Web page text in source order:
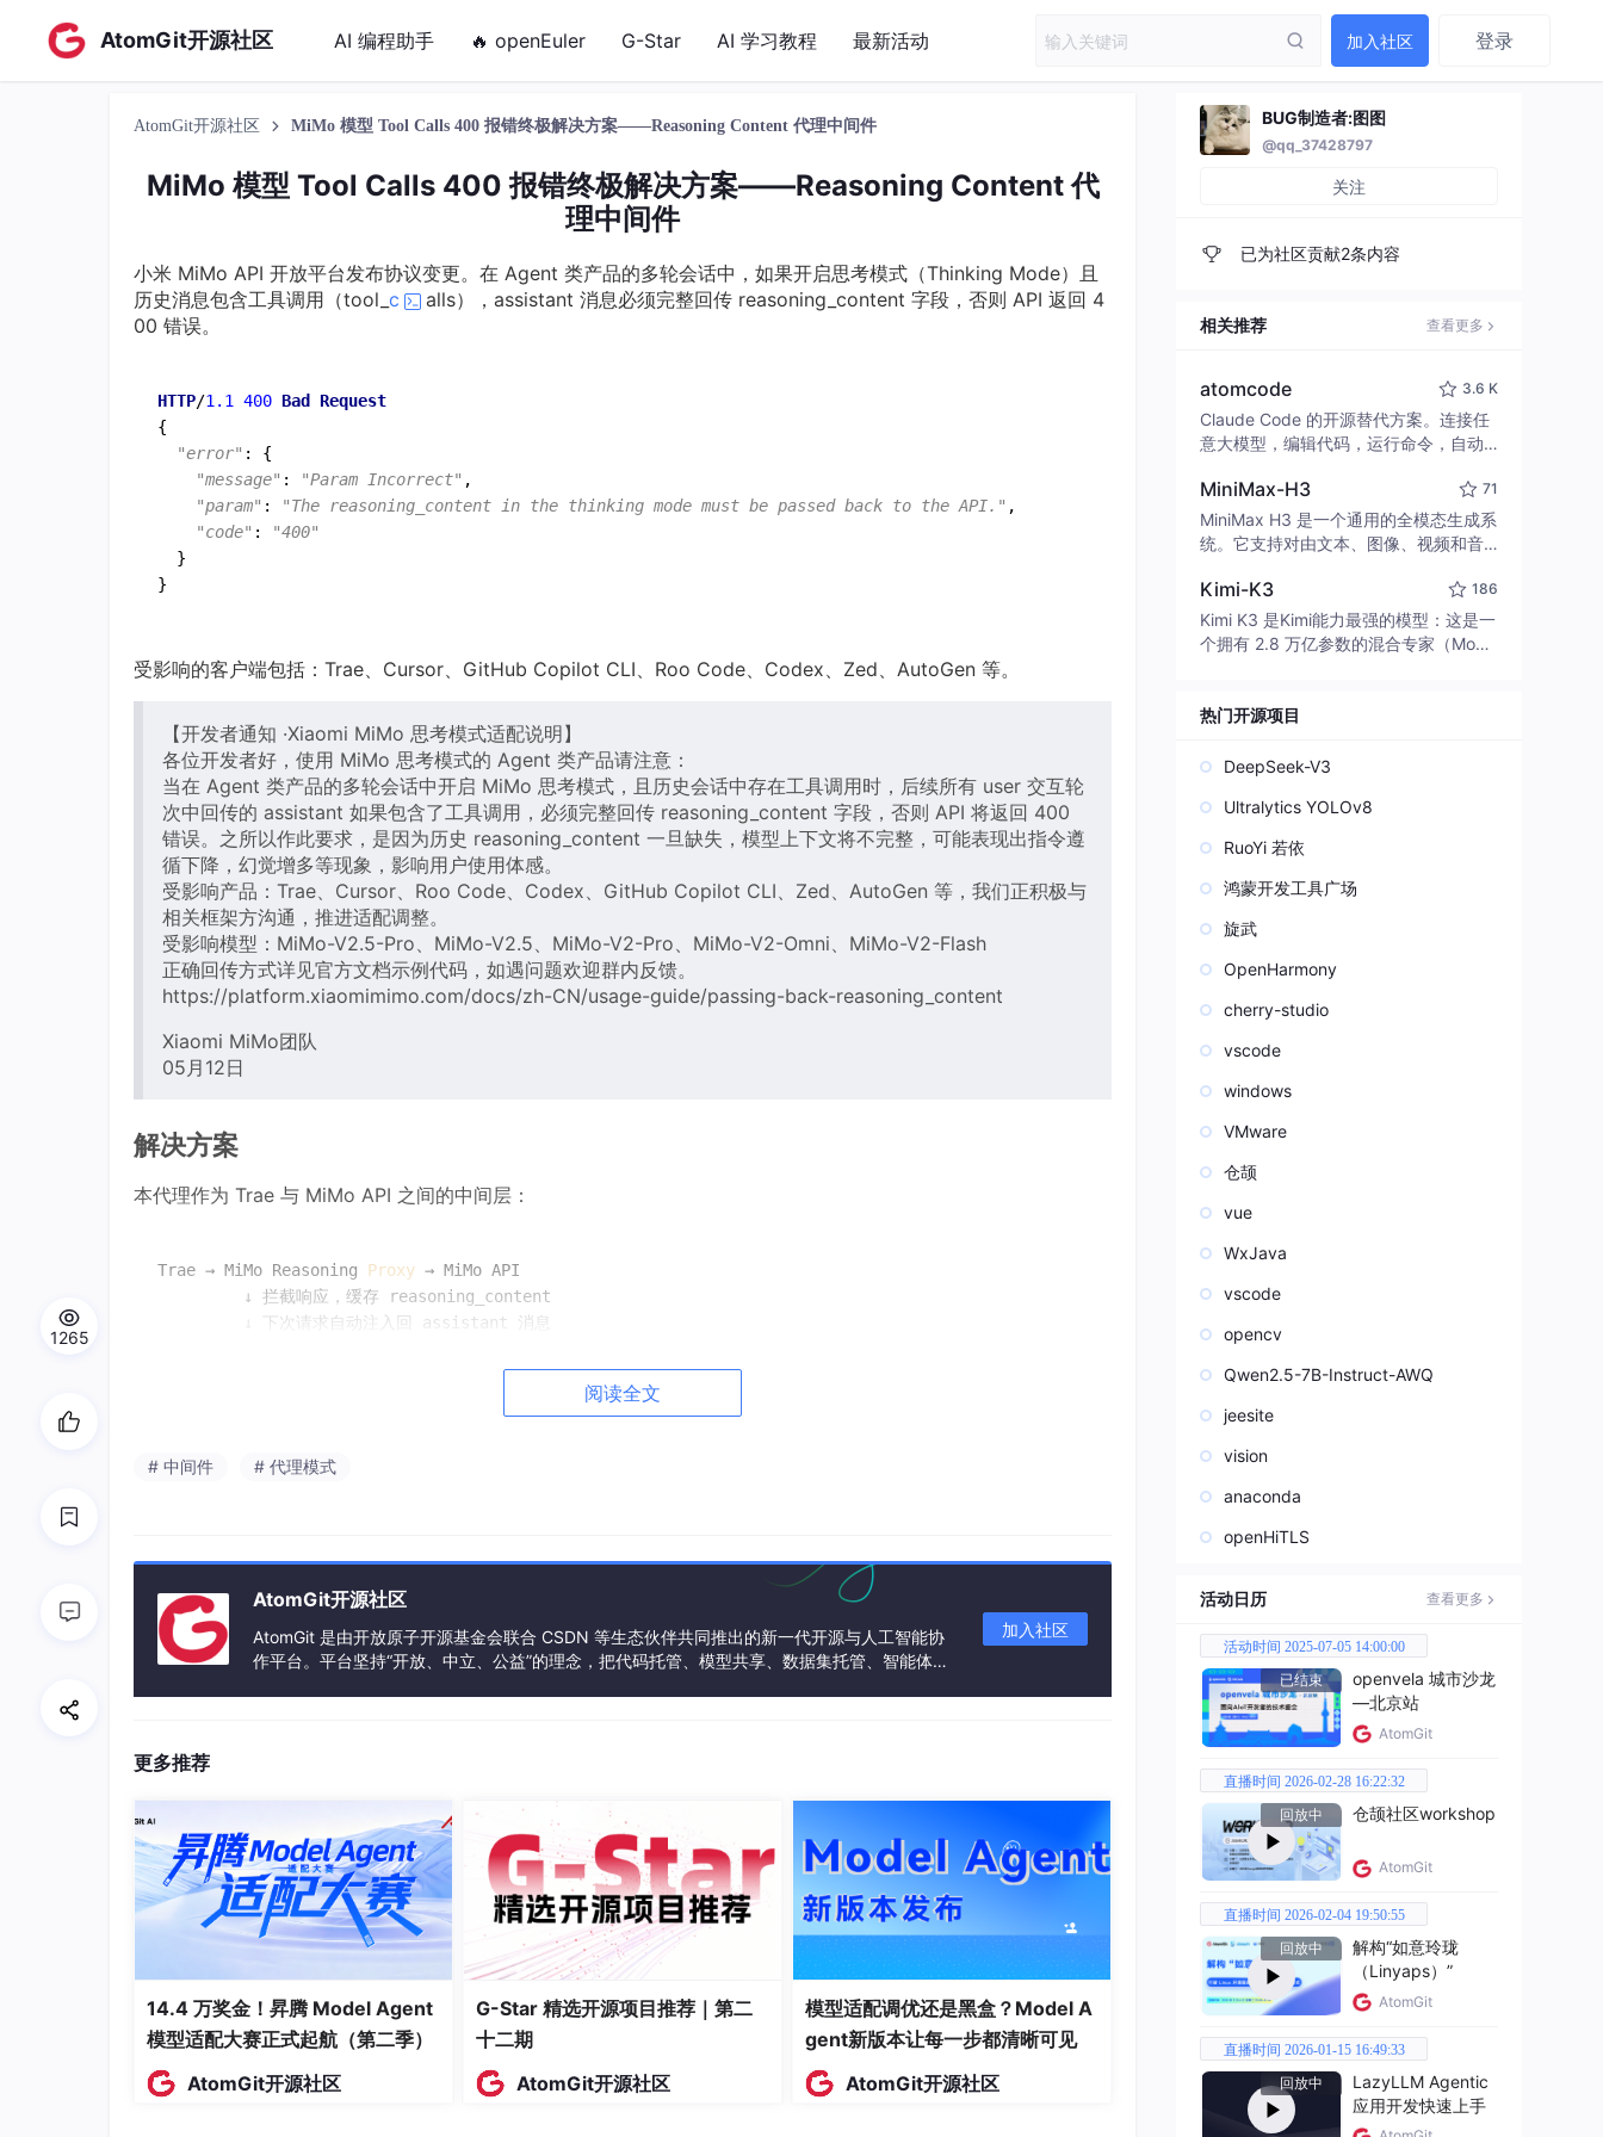
AtomGit开源社区 AI 编程助手 🔥 openEuler G-Star AI 学习教程 最新活动 加入社区 登录
AtomGit开源社区 MiMo 模型 Tool Calls 400 报错终极解决方案——Reasoning Content 代理中间件
MiMo 模型 Tool Calls 400 报错终极解决方案——Reasoning Content 代
理中间件
小米 MiMo API 开放平台发布协议变更。在 Agent 类产品的多轮会话中，如果开启思考模式（Thinking Mode）且
历史消息包含工具调用（tool_ c
alls），assistant 消息必须完整回传 reasoning_content 字段，否则 API 返回 4
00 错误。
HTTP/1.1 400 Bad
Request
{
"error" : {
"message" : "Param Incorrect" ,
"param" : "The reasoning_content in the thinking mode must be passed back to the API." ,
"code" :
"400"
  }
}
受影响的客户端包括：Trae、Cursor、GitHub Copilot CLI、Roo Code、Codex、Zed、AutoGen 等。
【开发者通知 ·Xiaomi MiMo 思考模式适配说明】
各位开发者好，使用 MiMo 思考模式的 Agent 类产品请注意：
当在 Agent 类产品的多轮会话中开启 MiMo 思考模式，且历史会话中存在工具调用时，后续所有 user 交互轮
次中回传的 assistant 如果包含了工具调用，必须完整回传 reasoning_content 字段，否则 API 将返回 400
错误。之所以作此要求，是因为历史 reasoning_content 一旦缺失，模型上下文将不完整，可能表现出指令遵
循下降，幻觉增多等现象，影响用户使用体感。
受影响产品：Trae、Cursor、Roo Code、Codex、GitHub Copilot CLI、Zed、AutoGen 等，我们正积极与
相关框架方沟通，推进适配调整。
受影响模型：MiMo-V2.5-Pro、MiMo-V2.5、MiMo-V2-Pro、MiMo-V2-Omni、MiMo-V2-Flash
正确回传方式详见官方文档示例代码，如遇问题欢迎群内反馈。
https://platform.xiaomimimo.com/docs/zh-CN/usage-guide/passing-back-reasoning_content
Xiaomi MiMo团队
05月12日
解决方案
本代理作为 Trae 与 MiMo API 之间的中间层：
Trae → MiMo Reasoning Proxy → MiMo API
         ↓ 拦截响应，缓存 reasoning_content
         ↓ 下次请求自动注入回 assistant 消息
拦截响应：从 MiMo 返回的 assistant 消息中提取
tool_calls 避免 400
中间件工具包下载
https://wwbvq.lanzoue.com/b0j1ght6j
免部署版使用方法：MiMoProxy免
1.下载exe程序后双击运行如下
阅读全文
# 中间件 # 代理模式
AtomGit开源社区
AtomGit 是由开放原子开源基金会联合 CSDN 等生态伙伴共同推出的新一代开源与人工智能协
作平台。平台坚持“开放、中立、公益”的理念，把代码托管、模型共享、数据集托管、智能体开
加入社区
更多推荐
14.4 万奖金！昇腾 Model Agent
模型适配大赛正式起航（第二季）
AtomGit开源社区
G-Star 精选开源项目推荐｜第二
十二期
AtomGit开源社区
模型适配调优还是黑盒？Model A
gent新版本让每一步都清晰可见
AtomGit开源社区
1265
BUG制造者:图图
@qq_37428797
关注
已为社区贡献2条内容
相关推荐 查看更多
atomcode 3.6 K
Claude Code 的开源替代方案。连接任
意大模型，编辑代码，运行命令，自动
致性能。 ｜ An open-source alternativ
e to Claude Code. Connect any LLM,
edit code, run commands, and verify
MiniMax-H3 71
MiniMax H3 是一个通用的全模态生成系
统。它支持对由文本、图像、视频和音
并能生成分辨率高达 2K、时长可达 15
秒的带原生立体声音频的视频。得益于
面向任务泛化的系统设计，H3 在预训练
模态指令。
Kimi-K3 186
Kimi K3 是Kimi能力最强的模型：这是一
个拥有 2.8 万亿参数的混合专家（Mo
热门开源项目
DeepSeek-V3
Ultralytics YOLOv8
RuoYi 若依
鸿蒙开发工具广场
旋武
OpenHarmony
cherry-studio
vscode
windows
VMware
仓颉
vue
WxJava
vscode
opencv
Qwen2.5-7B-Instruct-AWQ
jeesite
vision
anaconda
openHiTLS
活动日历 查看更多
活动时间 2025-07-05 14:00:00
已结束
openvela 城市沙龙
—北京站
AtomGit
直播时间 2026-02-28 16:22:32
回放中
仓颉社区workshop
AtomGit
直播时间 2026-02-04 19:50:55
回放中
解构“如意玲珑
（Linyaps）”
AtomGit
直播时间 2026-01-15 16:49:33
回放中
LazyLLM Agentic
应用开发快速上手